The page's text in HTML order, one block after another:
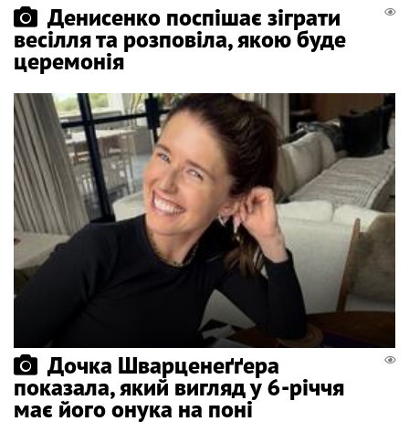
Денисенко поспішає зіграти
весілля та розповіла, якою буде
церемонія
Дочка Шварценеґґера
показала, який вигляд у 6-річчя
має його онука на поні